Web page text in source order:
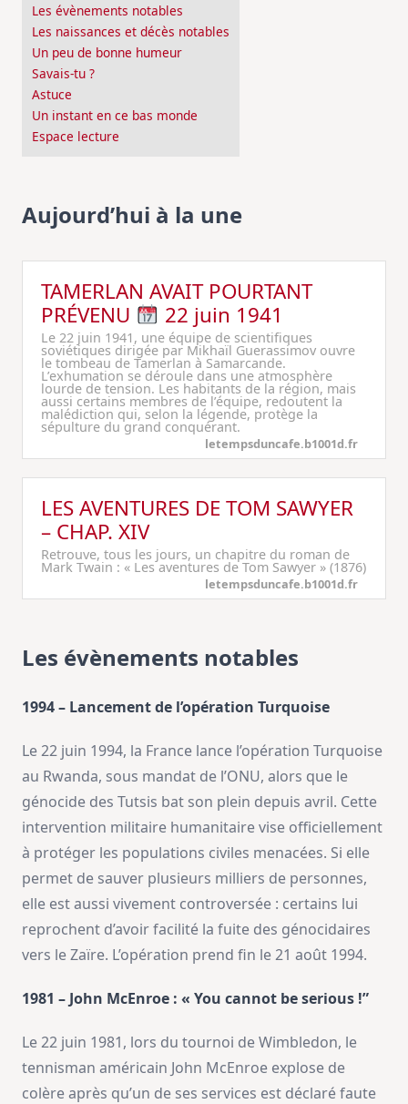
Les évènements notables
Les naissances et décès notables
Un peu de bonne humeur
Savais-tu ?
Astuce
Un instant en ce bas monde
Espace lecture
Aujourd’hui à la une
TAMERLAN AVAIT POURTANT
PRÉVENU
22 juin 1941
Le 22 juin 1941, une équipe de scientifiques
soviétiques dirigée par Mikhaïl Guerassimov ouvre
le tombeau de Tamerlan à Samarcande.
L’exhumation se déroule dans une atmosphère
lourde de tension. Les habitants de la région, mais
aussi certains membres de l’équipe, redoutent la
malédiction qui, selon la légende, protège la
sépulture du grand conquérant.
letempsduncafe.b1001d.fr
LES AVENTURES DE TOM SAWYER
– CHAP. XIV
Retrouve, tous les jours, un chapitre du roman de
Mark Twain : « Les aventures de Tom Sawyer » (1876)
letempsduncafe.b1001d.fr
Les évènements notables
1994 – Lancement de l’opération Turquoise
Le 22 juin 1994, la France lance l’opération Turquoise
au Rwanda, sous mandat de l’ONU, alors que le
génocide des Tutsis bat son plein depuis avril. Cette
intervention militaire humanitaire vise officiellement
à protéger les populations civiles menacées. Si elle
permet de sauver plusieurs milliers de personnes,
elle est aussi vivement controversée : certains lui
reprochent d’avoir facilité la fuite des génocidaires
vers le Zaïre. L’opération prend fin le 21 août 1994.
1981 – John McEnroe : « You cannot be serious !”
Le 22 juin 1981, lors du tournoi de Wimbledon, le
tennisman américain John McEnroe explose de
colère après qu’un de ses services est déclaré faute